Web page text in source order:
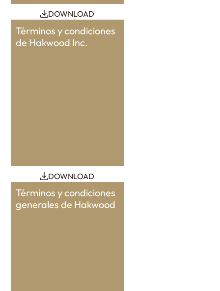
DOWNLOAD
Términos y condiciones
de Hakwood Inc.
DOWNLOAD
Términos y condiciones
generales de Hakwood